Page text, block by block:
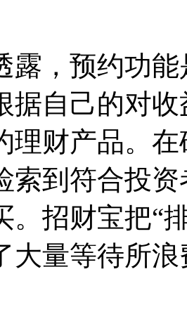
露，预约功
据自己的对
理财产品。
索到符合投
。招财宝把“
大量等待所